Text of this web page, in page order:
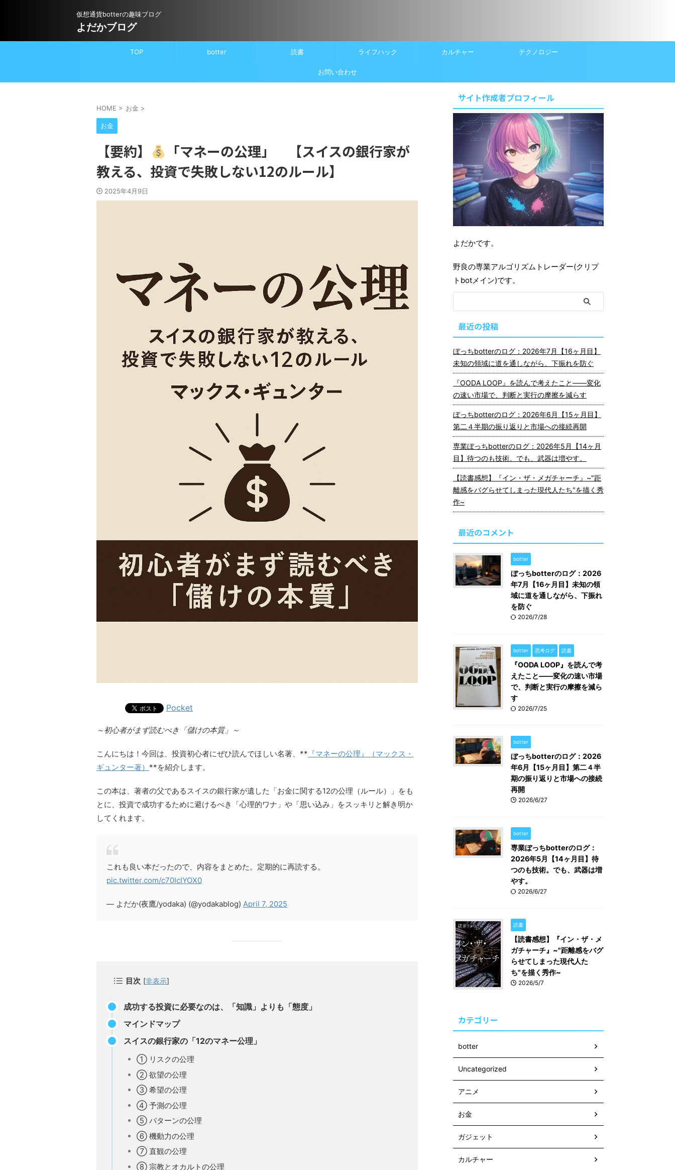
仮想通貨botterの趣味ブログ
よだかブログ
TOP botter 読書 ライフハック カルチャー テクノロジー
お問い合わせ
HOME > お金 >
お金
【要約】
「マネーの公理」 【スイスの銀行家が
教える、投資で失敗しない12のルール】
2025年4月9日
Pocket
～初心者がまず読むべき「儲けの本質」～
こんにちは！今回は、投資初心者にぜひ読んでほしい名著、** 『マネーの公理』（マックス・
ギュンター著） **を紹介します。
この本は、著者の父であるスイスの銀行家が遺した「お金に関する12の公理（ルール）」をも
とに、投資で成功するために避けるべき「心理的ワナ」や「思い込み」をスッキリと解き明か
してくれます。
これも良い本だったので、内容をまとめた。定期的に再読する。
pic.twitter.com/c70IcIYOX0
— よだか(夜鷹/yodaka) (@yodakablog) April 7, 2025
目次 [非表示]
成功する投資に必要なのは、「知識」よりも「態度」
マインドマップ
スイスの銀行家の「12のマネー公理」
① リスクの公理
② 欲望の公理
③ 希望の公理
④ 予測の公理
⑤ パターンの公理
⑥ 機動力の公理
⑦ 直観の公理
⑧ 宗教とオカルトの公理
サイト作成者プロフィール
よだかです。
野良の専業アルゴリズムトレーダー(クリプ
トbotメイン)です。
最近の投稿
ぼっちbotterのログ：2026年7月【16ヶ月目】
未知の領域に道を通しながら、下振れを防ぐ
『OODA LOOP』を読んで考えたこと――変化
の速い市場で、判断と実行の摩擦を減らす
ぼっちbotterのログ：2026年6月【15ヶ月目】
第二４半期の振り返りと市場への接続再開
専業ぼっちbotterのログ：2026年5月【14ヶ月
目】待つのも技術。でも、武器は増やす。
【読書感想】『イン・ザ・メガチャーチ』~"距
離感をバグらせてしまった現代人たち"を描く秀
作~
最近のコメント
botter
ぼっちbotterのログ：2026
年7月【16ヶ月目】未知の領
域に道を通しながら、下振れ
を防ぐ
2026/7/28
botter 思考ログ 読書
『OODA LOOP』を読んで考
えたこと――変化の速い市場
で、判断と実行の摩擦を減ら
す
2026/7/25
botter
ぼっちbotterのログ：2026
年6月【15ヶ月目】第二４半
期の振り返りと市場への接続
再開
2026/6/27
botter
専業ぼっちbotterのログ：
2026年5月【14ヶ月目】待
つのも技術。でも、武器は増
やす。
2026/6/27
読書
【読書感想】『イン・ザ・メ
ガチャーチ』~"距離感をバグ
らせてしまった現代人た
ち"を描く秀作~
2026/5/7
カテゴリー
botter
Uncategorized
アニメ
お金
ガジェット
カルチャー